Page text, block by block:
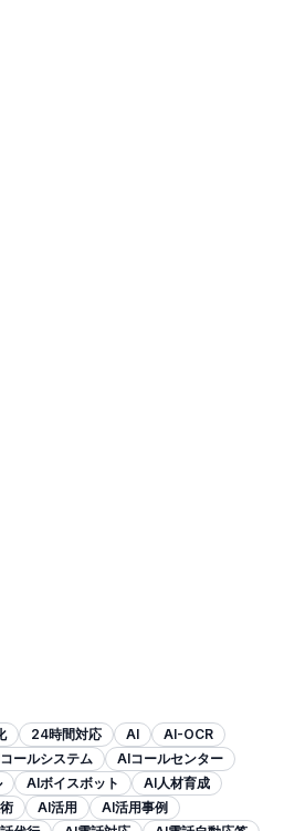
24時間対応 AI
AI-OCR
ールシステム
AIコールセンター
AIボイスボット
AI人材育成
AI活用
AI活用事例